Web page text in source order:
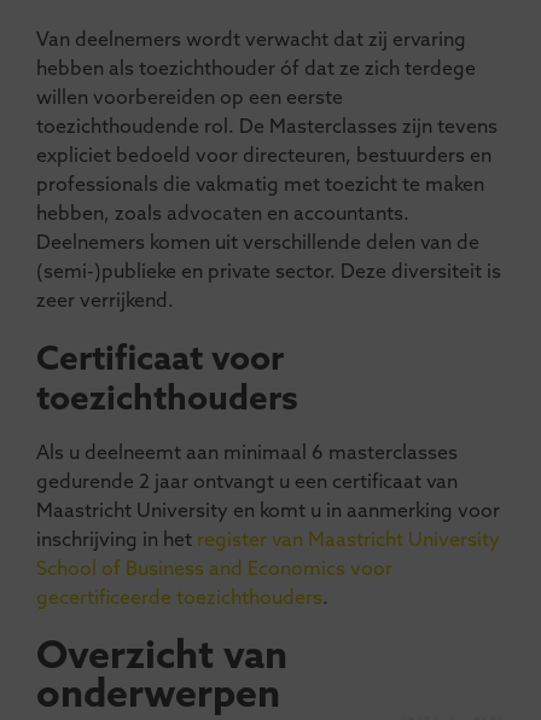
Van deelnemers wordt verwacht dat zij ervaring
hebben als toezichthouder óf dat ze zich terdege
willen voorbereiden op een eerste
toezichthoudende rol. De Masterclasses zijn tevens
expliciet bedoeld voor directeuren, bestuurders en
professionals die vakmatig met toezicht te maken
hebben, zoals advocaten en accountants.
Deelnemers komen uit verschillende delen van de
(semi-)publieke en private sector. Deze diversiteit is
zeer verrijkend.
Certificaat voor
toezichthouders
Als u deelneemt aan minimaal 6 masterclasses
gedurende 2 jaar ontvangt u een certificaat van
Maastricht University en komt u in aanmerking voor
inschrijving in het register van Maastricht University
School of Business and Economics voor
gecertificeerde toezichthouders.
Overzicht van
onderwerpen